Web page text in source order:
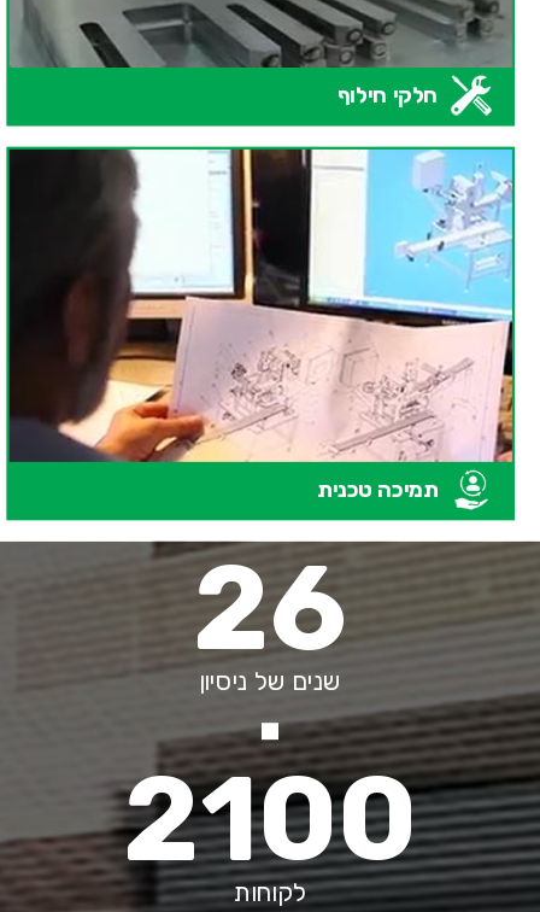
חלקי חילוף
תמיכה טכנית
26
שנים של ניסיון
2100
לקוחות